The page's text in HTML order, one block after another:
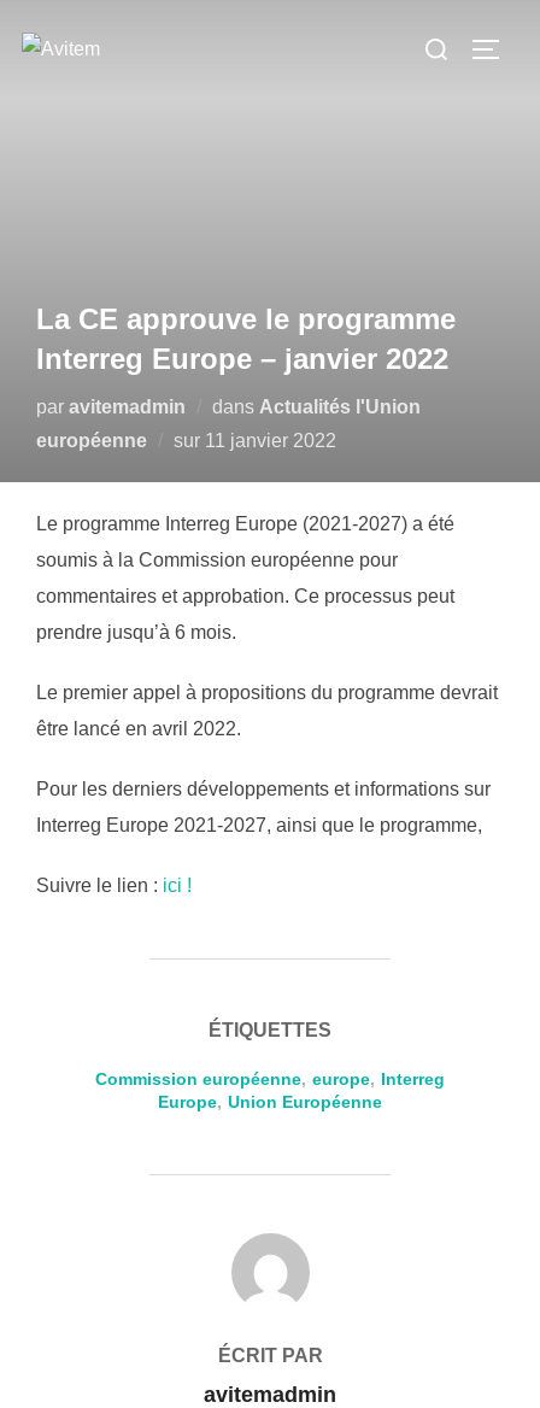
Rechercher :
La CE approuve le programme
Interreg Europe – janvier 2022
par avitemadmin dans Actualités l'Union
européenne
sur Publié
11 janvier 2022
Le programme Interreg Europe (2021-2027) a été
soumis à la Commission européenne pour
commentaires et approbation. Ce processus peut
prendre jusqu’à 6 mois.
Le premier appel à propositions du programme devrait
être lancé en avril 2022.
Pour les derniers développements et informations sur
Interreg Europe 2021-2027, ainsi que le programme,
Suivre le lien : ici !
ÉTIQUETTES
Commission européenne, europe, Interreg
Europe, Union Européenne
AUTEUR DE LA PUBLICATION
ÉCRIT PAR
avitemadmin